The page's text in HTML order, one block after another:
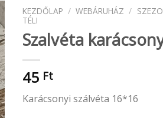
KEZDŐLAP / WEBÁRUHÁZ /
TÉLI
Szalvéta
45 Ft
Karácsonyi szálvéta 16*16